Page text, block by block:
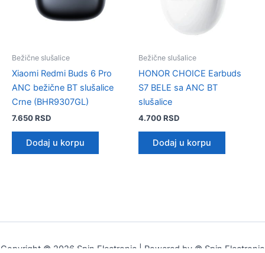
Bežične slušalice
Xiaomi Redmi Buds 6 Pro
ANC bežične BT slušalice
Crne (BHR9307GL)
7.650RSD
Dodaj u korpu
Bežične slušalice
HONOR CHOICE Earbuds
S7 BELE sa ANC BT
slušalice
4.700RSD
Dodaj u korpu
Copyright © 2026 Spin Electronic | Powered by © Spin Electronic